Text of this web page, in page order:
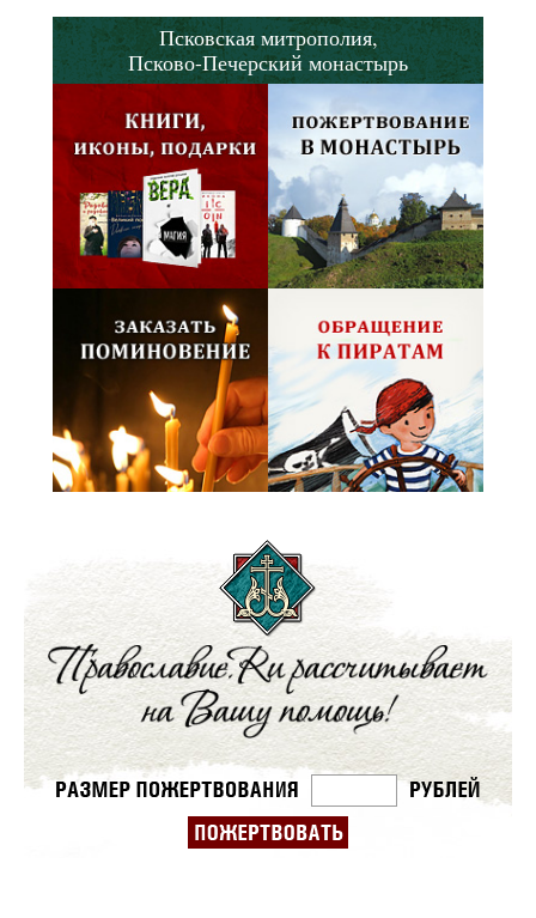
Псковская митрополия,
Псково-Печерский монастырь